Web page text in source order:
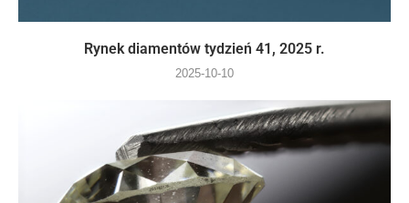
Rynek diamentów tydzień 41, 2025 r.
2025-10-10